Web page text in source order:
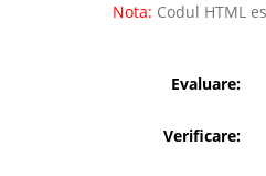
Nota: Codul HTML
Evaluare:
Verificare: